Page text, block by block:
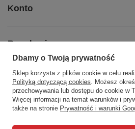
Konto
Regulaminy
Social Media
Dbamy o Twoją prywatność
Sklep korzysta z plików cookie w celu
Polityką dotyczącą cookies. Możesz
przechowywania lub dostępu do cookie w
Więcej informacji na temat warunków i
także na stronie Prywatność i warunki